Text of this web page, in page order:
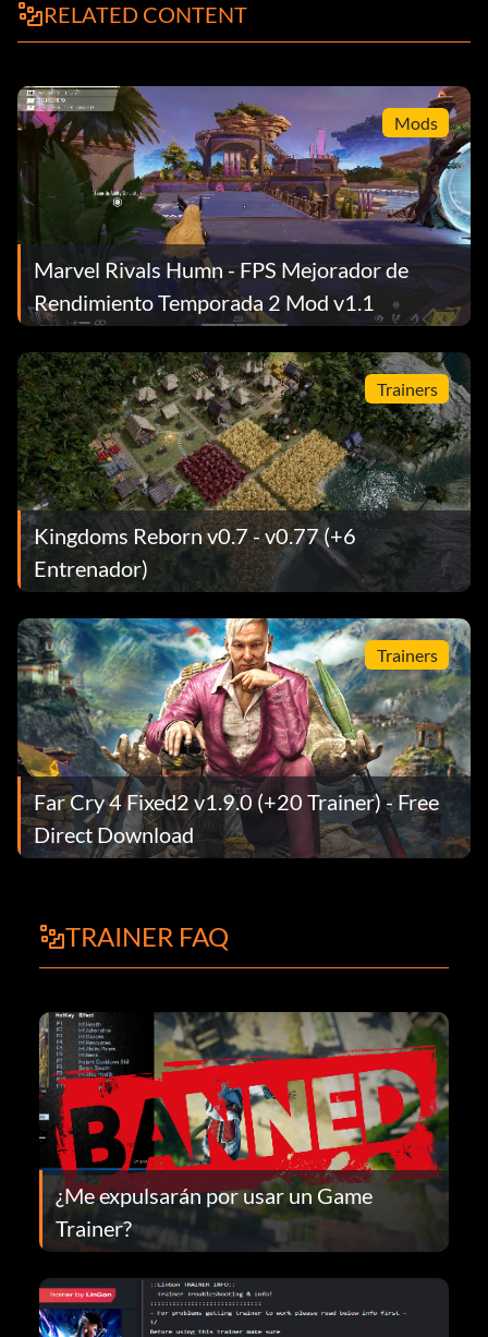
RELATED CONTENT
Mods
Marvel Rivals Humn - FPS Mejorador de
Rendimiento Temporada 2 Mod v1.1
Trainers
Kingdoms Reborn v0.7 - v0.77 (+6
Entrenador)
Trainers
Far Cry 4 Fixed2 v1.9.0 (+20 Trainer) - Free
Direct Download
TRAINER FAQ
¿Me expulsarán por usar un Game
Trainer?